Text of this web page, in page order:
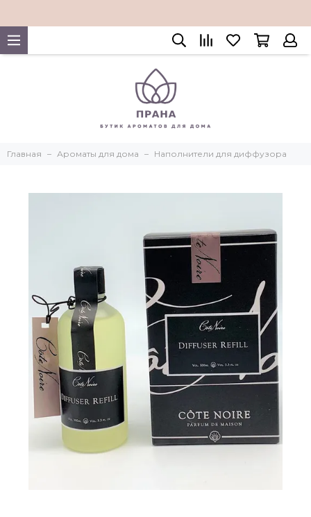
Главная Ароматы для дома Наполнители для диффузора